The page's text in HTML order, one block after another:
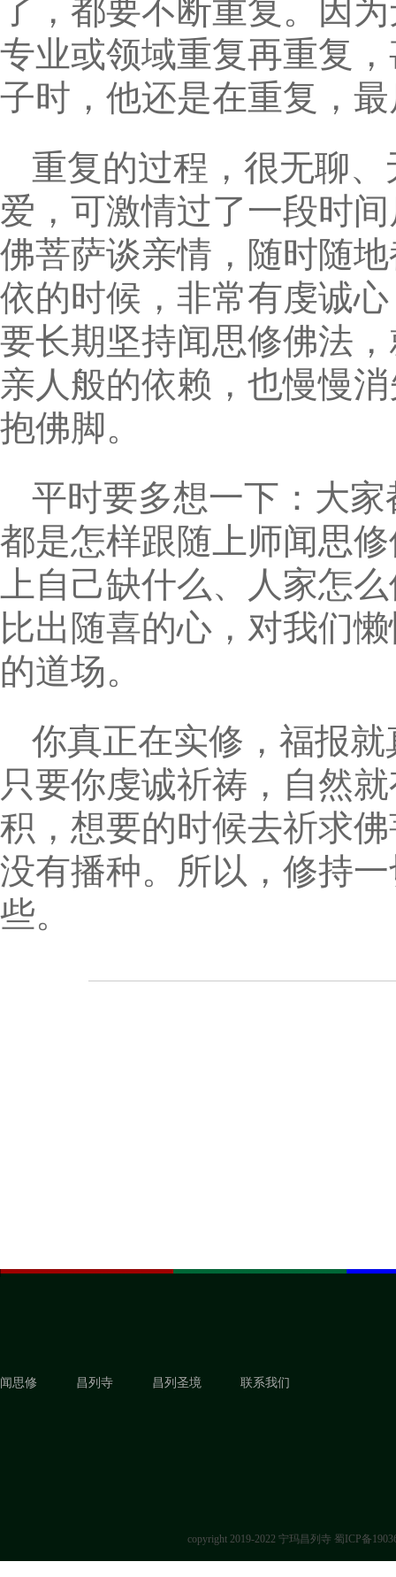
了，都要不断重复。因
专业或领域重复再重复
子时，他还是在重复，
重复的过程，很无聊
爱，可激情过了一段时
佛菩萨谈亲情，随时随
依的时候，非常有虔诚
要长期坚持闻思修佛法
亲人般的依赖，也慢慢
抱佛脚。
平时要多想一下：大
都是怎样跟随上师闻思
上自己缺什么、人家怎
比出随喜的心，对我们
的道场。
你真正在实修，福报
只要你虔诚祈祷，自然
积，想要的时候去祈求
没有播种。所以，修持
些。
闻思修 昌列寺 昌列圣境 联系我们
copyright 2019-2022 宁玛昌列寺 蜀ICP备